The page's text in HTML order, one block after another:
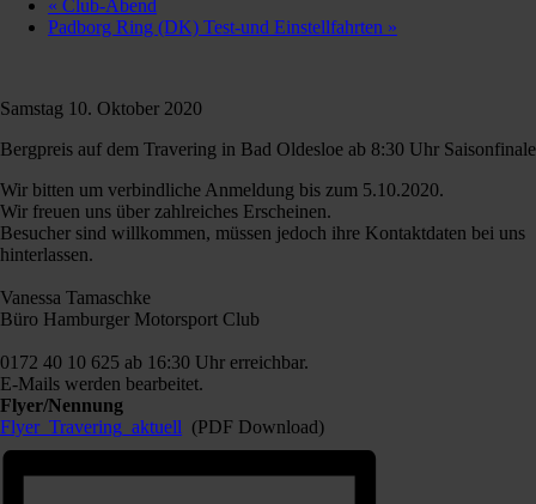
« Club-Abend
Padborg Ring (DK) Test-und Einstellfahrten »
Samstag 10. Oktober 2020
Bergpreis auf dem Travering in Bad Oldesloe ab 8:30 Uhr Saisonfinale
Wir bitten um verbindliche Anmeldung bis zum 5.10.2020.
Wir freuen uns über zahlreiches Erscheinen.
Besucher sind willkommen, müssen jedoch ihre Kontaktdaten bei uns
hinterlassen.
Vanessa Tamaschke
Büro Hamburger Motorsport Club
0172 40 10 625 ab 16:30 Uhr erreichbar.
E-Mails werden bearbeitet.
Flyer/Nennung
Flyer_Travering_aktuell (PDF Download)